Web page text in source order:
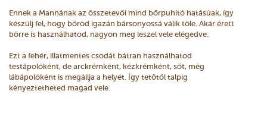
Ennek a Mannának az összetevői mind bőrpuhító hatásúak, így
készülj fel, hogy bőröd igazán bársonyossá válik tőle. Akár érett
bőrre is használhatod, nagyon meg leszel vele elégedve.
Ezt a fehér, illatmentes csodát bátran használhatod
testápolóként, de arckrémként, kézkrémként, sőt, még
lábápolóként is megállja a helyét. Így tetőtől talpig
kényeztetheted magad vele.